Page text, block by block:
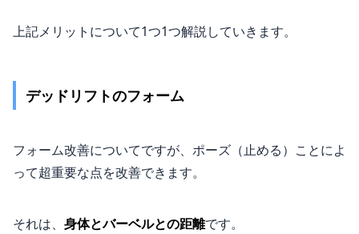
上記メリットについて1つ1つ解説していきます。
デッドリフトのフォーム
フォーム改善についてですが、ポーズ（止める）ことによ
って超重要な点を改善できます。
それは、 身体とバーベルとの距離です。